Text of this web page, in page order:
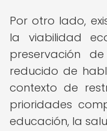
Por otro lado,
la viabilidad
preservación
reducido de
contexto de
prioridades
educación, la